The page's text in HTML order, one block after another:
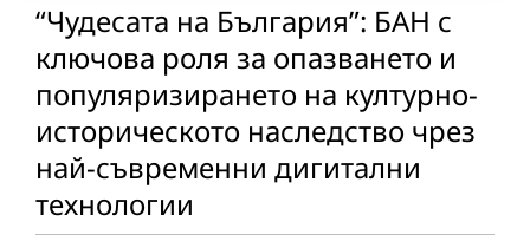
“Чудесата на България”: БАН с
ключова роля за опазването и
популяризирането на културно-
историческото наследство чрез
най-съвременни дигитални
технологии